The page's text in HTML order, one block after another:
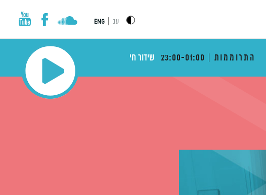
עב ENG
התרוממות 23:00-01:00 שידור חי